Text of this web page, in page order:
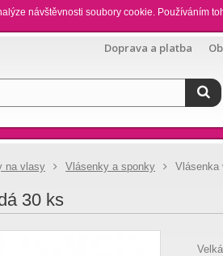
návštěvnosti soubory cookie. Používáním
Doprava a platba
na vlasy Vlásenky a sponky Vlásenka
30 ks